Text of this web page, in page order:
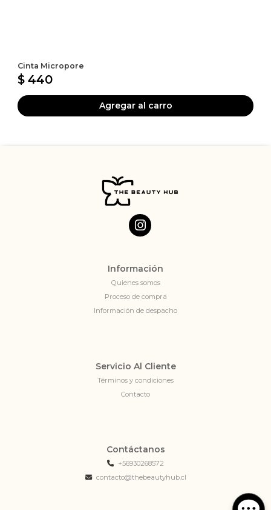
Cinta Micropore
$ 440
Agregar al carro
Información
Quienes somos
Proceso de compra
Información de despacho
Servicio Al Cliente
Términos y condiciones
Contacto
Contáctanos
+56930268572
contacto@thebeautyhub.cl